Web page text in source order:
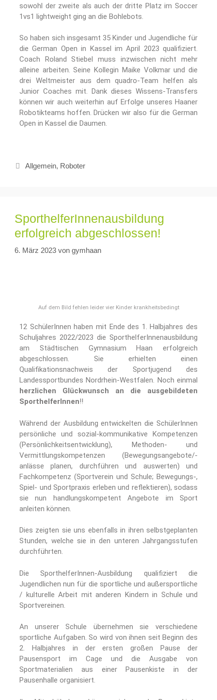
sowohl der zweite als auch der dritte Platz im Soccer
1vs1 lightweight ging an die Bohlebots.
So haben sich insgesamt 35 Kinder und Jugendliche für
die German Open in Kassel im April 2023 qualifiziert.
Coach Roland Stiebel muss inzwischen nicht mehr
alleine arbeiten. Seine Kollegin Maike Volkmar und die
drei Weltmeister aus dem quadro-Team helfen als
Junior Coaches mit. Dank dieses Wissens-Transfers
können wir auch weiterhin auf Erfolge unseres Haaner
Robotikteams hoffen. Drücken wir also für die German
Open in Kassel die Daumen.
Allgemein, Roboter
SporthelferInnenausbildung
erfolgreich abgeschlossen!
6. März 2023 von gymhaan
Auf dem Bild fehlen leider vier Kinder krankheitsbedingt
12 SchülerInnen haben mit Ende des 1. Halbjahres des
Schuljahres 2022/2023 die SporthelferInnenausbildung
am Städtischen Gymnasium Haan erfolgreich
abgeschlossen. Sie erhielten einen
Qualifikationsnachweis der Sportjugend des
Landessportbundes Nordrhein-Westfalen. Noch einmal
herzlichen Glückwunsch an die ausgebildeten
SporthelferInnen!!
Während der Ausbildung entwickelten die SchülerInnen
persönliche und sozial-kommunikative Kompetenzen
(Persönlichkeitsentwicklung), Methoden- und
Vermittlungskompetenzen (Bewegungsangebote/-
anlässe planen, durchführen und auswerten) und
Fachkompetenz (Sportverein und Schule; Bewegungs-,
Spiel- und Sportpraxis erleben und reflektieren), sodass
sie nun handlungskompetent Angebote im Sport
anleiten können.
Dies zeigten sie uns ebenfalls in ihren selbstgeplanten
Stunden, welche sie in den unteren Jahrgangsstufen
durchführten.
Die SporthelferInnen-Ausbildung qualifiziert die
Jugendlichen nun für die sportliche und außersportliche
/ kulturelle Arbeit mit anderen Kindern in Schule und
Sportvereinen.
An unserer Schule übernehmen sie verschiedene
sportliche Aufgaben. So wird von ihnen seit Beginn des
2. Halbjahres in der ersten großen Pause der
Pausensport im Cage und die Ausgabe von
Sportmaterialien aus einer Pausenkiste in der
Pausenhalle organisiert.